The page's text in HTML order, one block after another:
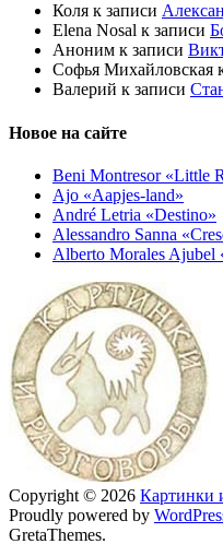
Коля к записи
Elena Nosal к записи
Аноним к записи
Софья Михайловская
Валерий к записи
Новое на сайте
Beni Montresor «Little
Ajo «Aapjes-land»
André Letria «Destino»
Alessandro Sanna
Alberto Morales Ajubel
Copyright © 2026 Картинки
Proudly powered by
GretaThemes.